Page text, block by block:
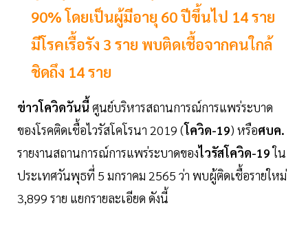
90% โดยเป็นผู้มีอายุ 60 ปีขึ้นไป 14 ราย
มีโรคเรื้อรัง 3 ราย พบติดเชื้อจากคนใกล้
ชิดถึง 14 ราย
ข่าวโควิดวันนี้ ศูนย์บริหารสถานการณ์การแพร่ระบาด
ของโรคติดเชื้อไวรัสโคโรนา 2019 (โควิด-19) หรือศบค.
รายงานสถานการณ์การแพร่ระบาดของไวรัสโควิด-19ใน
ประเทศวันพุธที่ 5 มกราคม 2565 ว่า พบผู้ติดเชื้อรายใหม่
3,899 ราย แยกรายละเอียด ดังนี้